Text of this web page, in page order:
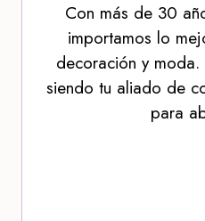
Con más de 30
importamos lo
decoración y
siendo tu aliado de
para